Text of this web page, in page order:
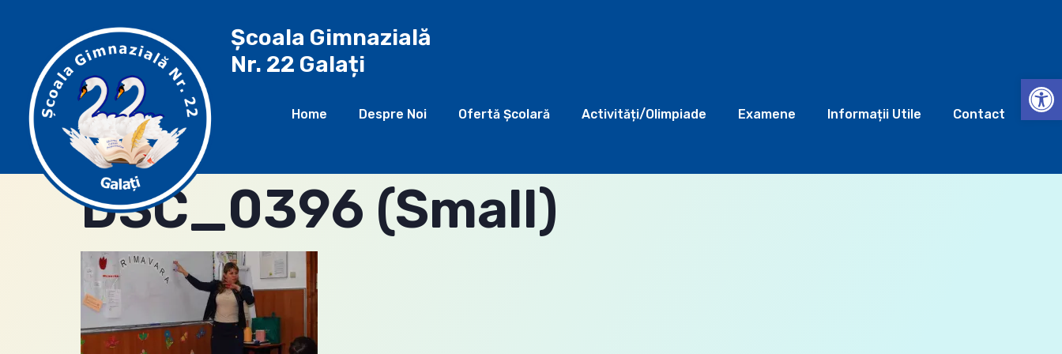
Școala Gimnazială
Nr. 22 Galați
Home Despre Noi Ofertă Şcolară Activități/Olimpiade Examene Informații Utile Contact
DSC_0396 (Small)